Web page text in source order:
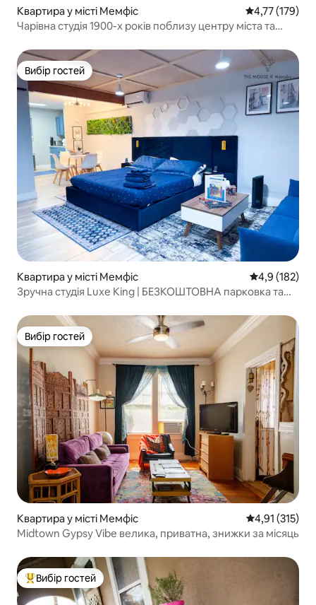
Квартира у місті Мемфіс Середня
4,77 (179)
Чарівна студія 1900-х років поблизу центру міста та
Вибір гостей
Вибір гостей
Квартира у місті Мемфіс Середня
4,9 (182)
Зручна студія Luxe King | БЕЗКОШТОВНА парковка та
Вибір гостей
Вибір гостей
Квартира у місті Мемфіс Середня
4,91 (315)
Midtown Gypsy Vibe велика, приватна, знижки за місяць
Топ вибір гостей
Вибір гостей